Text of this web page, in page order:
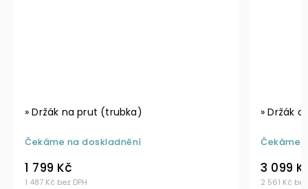
» Držák na prut (trubka)
Čekáme na doskladnění
1 487 Kč bez DPH
1 799 Kč
» Držák
Čekáme
2 561 Kč
3 099